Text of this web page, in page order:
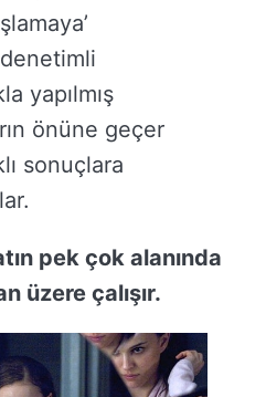
denetimli
yapılmış
önüne geçer
sonuçlara
pek çok alanında
üzere çalışır.